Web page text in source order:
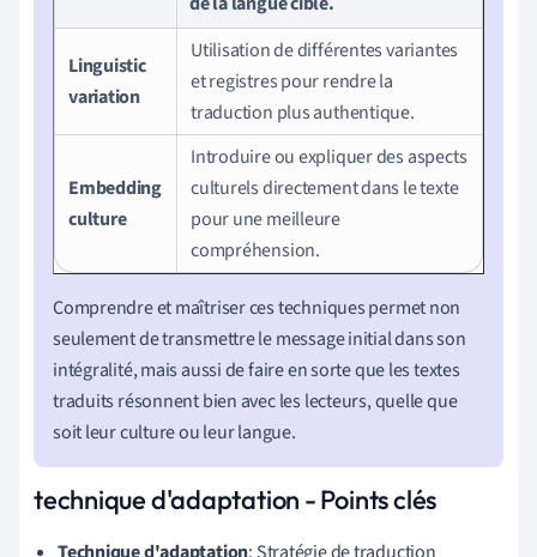
Linguistic
variation
Utilisation de différentes variantes
et registres pour rendre la
traduction plus authentique.
Embedding
culture
Introduire ou expliquer des aspects
culturels directement dans le texte
pour une meilleure
compréhension.
Comprendre et maîtriser ces techniques permet non
seulement de transmettre le message initial dans son
intégralité, mais aussi de faire en sorte que les textes
traduits résonnent bien avec les lecteurs, quelle que
soit leur culture ou leur langue.
technique d'adaptation - Points clés
Technique d'adaptation: Stratégie de traduction